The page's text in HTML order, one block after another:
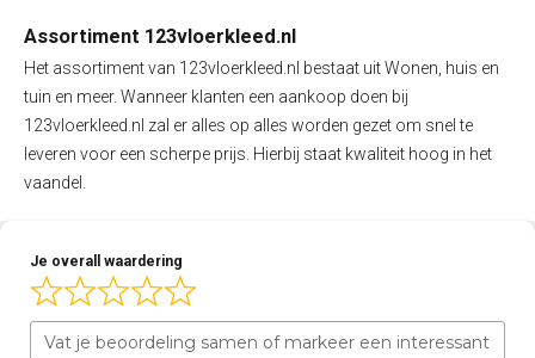
Assortiment 123vloerkleed.nl
Het assortiment van 123vloerkleed.nl bestaat uit Wonen, huis en
tuin en meer. Wanneer klanten een aankoop doen bij
123vloerkleed.nl zal er alles op alles worden gezet om snel te
leveren voor een scherpe prijs. Hierbij staat kwaliteit hoog in het
vaandel.
Je overall waardering